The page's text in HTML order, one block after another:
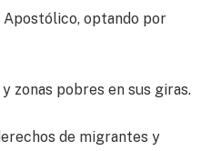
Apostólico, optando por
zonas pobres en sus giras.
de migrantes y